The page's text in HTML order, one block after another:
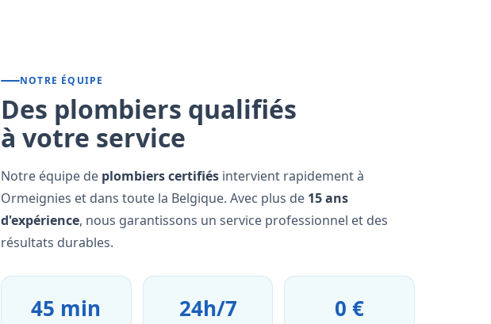
NOTRE ÉQUIPE
Des plombiers qualifiés
à votre service
Notre équipe de plombiers certifiés intervient rapidement à
Ormeignies et dans toute la Belgique. Avec plus de 15 ans
d'expérience, nous garantissons un service professionnel et des
résultats durables.
45 min 24h/7 0 €